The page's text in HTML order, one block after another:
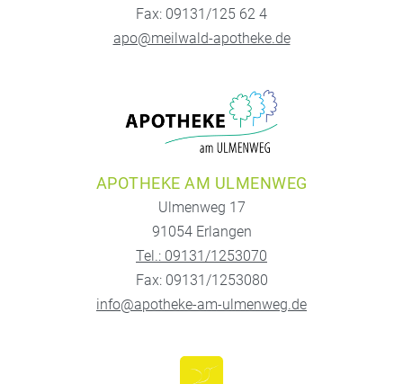
Fax: 09131/125 62 4
apo@meilwald-apotheke.de
APOTHEKE AM ULMENWEG
Ulmenweg 17
91054 Erlangen
Tel.: 09131/1253070
Fax: 09131/1253080
info@apotheke-am-ulmenweg.de